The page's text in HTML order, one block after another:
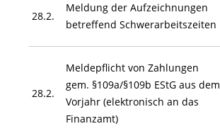
28.2.
Meldung der Aufzeichnungen
betreffend Schwerarbeitszeiten
28.2.
Meldepflicht von Zahlungen
gem. §109a/§109b EStG aus dem
Vorjahr (elektronisch an das
Finanzamt)